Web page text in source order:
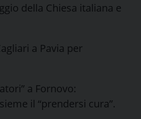
della Chiesa italiana e
a Pavia per
a Fornovo:
il “prendersi cura”.